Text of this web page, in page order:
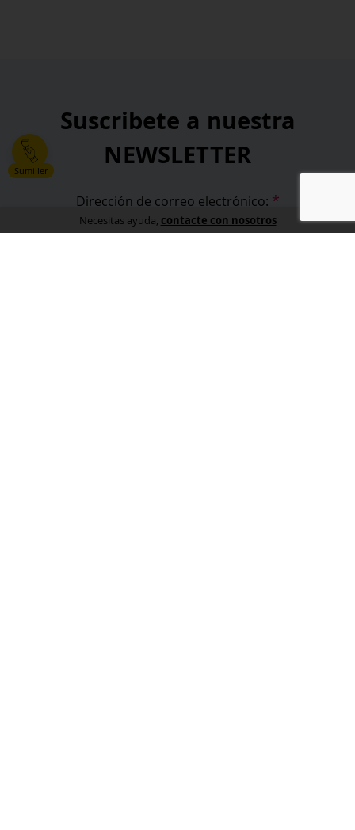
Sumiller
Suscribete a nuestra
NEWSLETTER
Dirección de correo electrónico: *
Necesitas ayuda, contacte con nosotros